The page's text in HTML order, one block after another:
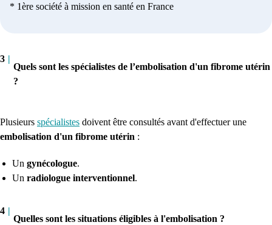
* 1ère société à mission en santé en France
3 |
Quels sont les spécialistes de l’embolisation d'un fibrome utérin
?
Plusieurs spécialistes doivent être consultés avant d'effectuer une
embolisation d'un fibrome utérin :
Un gynécologue.
Un radiologue interventionnel.
4 |
Quelles sont les situations éligibles à l'embolisation ?